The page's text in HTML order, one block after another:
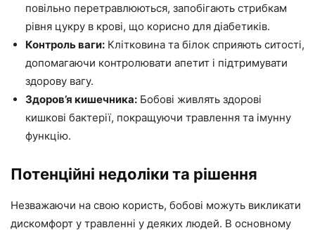
повільно перетравлюються, запобігають стрибкам
рівня цукру в крові, що корисно для діабетиків.
Контроль ваги: Клітковина та білок сприяють ситості,
допомагаючи контролювати апетит і підтримувати
здорову вагу.
Здоров’я кишечника: Бобові живлять здорові
кишкові бактерії, покращуючи травлення та імунну
функцію.
Потенційні недоліки та рішення
Незважаючи на свою користь, бобові можуть викликати
дискомфорт у травленні у деяких людей. В основному